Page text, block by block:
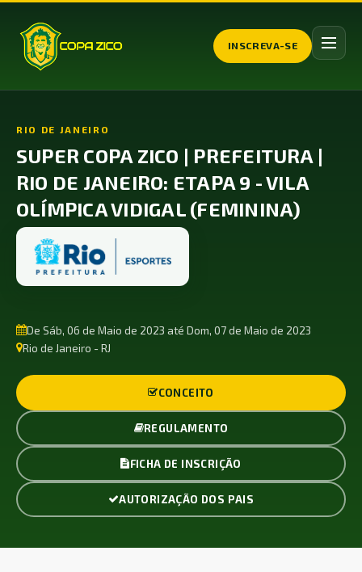
INSCREVA-SE
RIO DE JANEIRO
SUPER COPA ZICO | PREFEITURA |
RIO DE JANEIRO: ETAPA 9 - VILA
OLÍMPICA VIDIGAL (FEMININA)
De Sáb, 06 de Maio de 2023 até Dom, 07 de Maio de 2023
Rio de Janeiro - RJ
CONCEITO
REGULAMENTO
FICHA DE INSCRIÇÃO
AUTORIZAÇÃO DOS PAIS